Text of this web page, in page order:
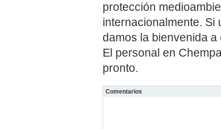
protección
internacionalmente. Si
damos la bienvenida
El personal en
pronto.
Comentarios